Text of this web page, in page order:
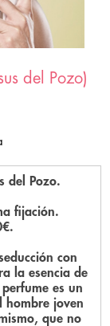
del Pozo)
del Pozo.
fijación.
con
la esencia de
es un
hombre joven
que no